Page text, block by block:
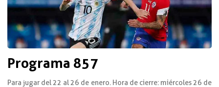
Programa 857
Para jugar del 22 al 26 de enero. Hora de cierre: miércoles 26 de